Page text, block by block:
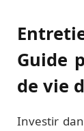
Guide
de vie
Investir